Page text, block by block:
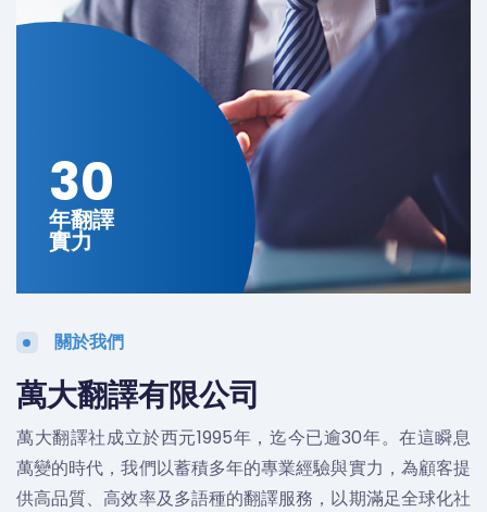
30
年翻譯
實力
關於我們
萬大翻譯有限公司
萬大翻譯社成立於西元1995年，迄今已逾30年。在這瞬息
萬變的時代，我們以蓄積多年的專業經驗與實力，為顧客提
供高品質、高效率及多語種的翻譯服務，以期滿足全球化社